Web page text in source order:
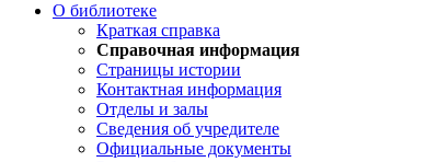
О библиотеке
Краткая справка
Справочная информация
Страницы истории
Контактная информация
Отделы и залы
Сведения об учредителе
Официальные документы